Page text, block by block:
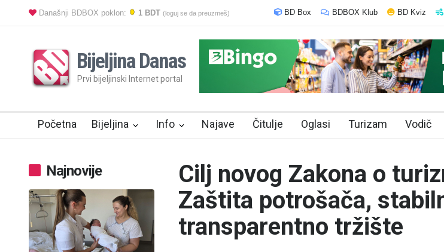
Današnji BDBOX poklon: 1 BDT (loguj se da preuzmeš) BD Box BDBOX Klub BD Kviz
Bijeljina Danas
Prvi bijeljinski Internet portal
Početna Bijeljina Info Najave Čitulje Oglasi Turizam Vodič
Najnovije
Cilj novog Zakona o
Zaštita potrošača,
transparentno tržište